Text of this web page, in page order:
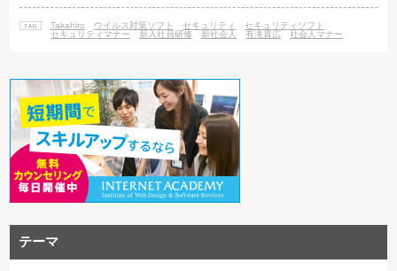
ュリティソフトは本当に必要？ セキュリティソフトの導入について、「新
Takahiro ウイルス対策ソフト セキュリティ
セキュリティソフト
セキュリティマナー
新入社員研修 新社会人 有滝貴広 社会人マナー
テーマ